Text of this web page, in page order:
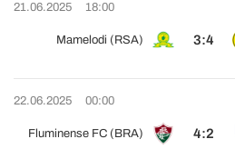
21.06.2025 18:00
Mamelodi (RSA) 3:4
22.06.2025 00:00
Fluminense FC (BRA) 4:2